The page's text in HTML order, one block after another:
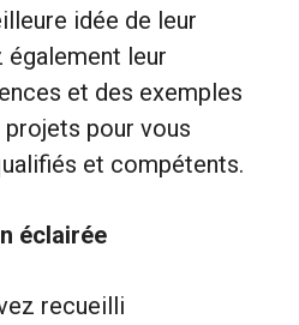
idée de leur
également leur
et des exemples
pour vous
et compétents.
éclairée
recueilli